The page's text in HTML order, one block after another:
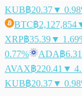
KUB฿20.37▼
BTC฿2,127,854
XRP฿35.39▼
0.77%
ADA฿6.31
AVAX฿220.41 ▼
KUB฿20.37▼